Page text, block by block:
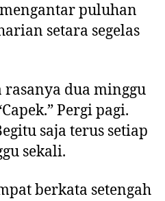
puluhan
setara segelas
dua minggu
Pergi pagi.
saja terus setiap
sekali.
berkata setengah